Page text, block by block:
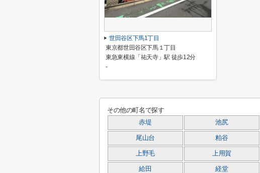
世田谷区下馬1丁目
東京都世田谷区下馬１丁目
東急東横線「祐天寺」駅 徒歩12分
-
その他の町名で探す
赤堤 池尻
尾山台 粕谷
上野毛 上用賀
給田 経堂